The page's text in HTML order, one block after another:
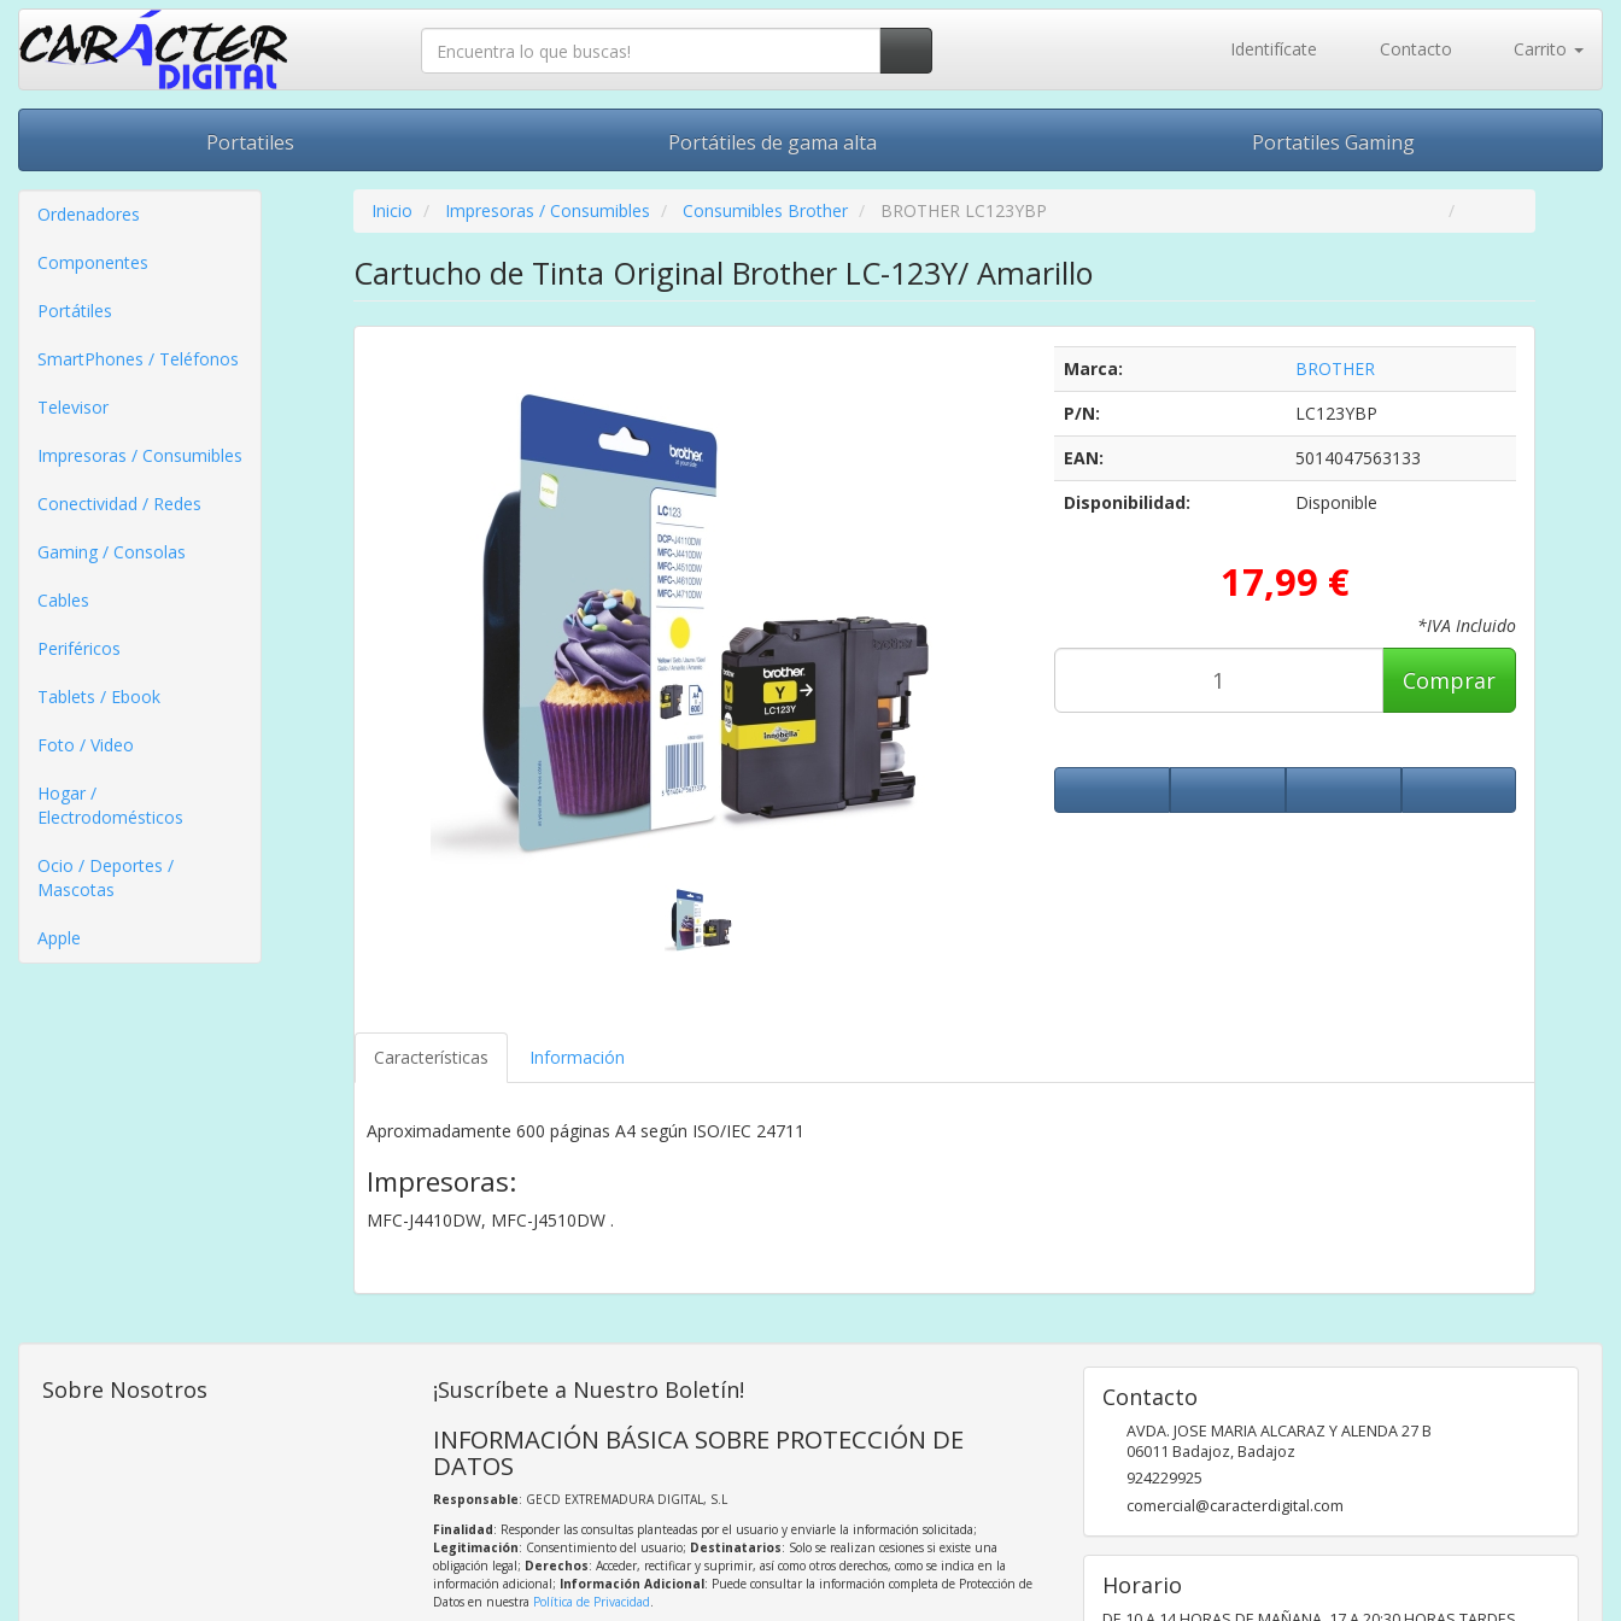
Identifícate Contacto Carrito
Portatiles Portátiles de gama alta Portatiles Gaming
Ordenadores
Componentes
Portátiles
SmartPhones / Teléfonos
Televisor
Impresoras / Consumibles
Conectividad / Redes
Gaming / Consolas
Cables
Periféricos
Tablets / Ebook
Foto / Video
Hogar /
Electrodomésticos
Ocio / Deportes /
Mascotas
Apple
Inicio Impresoras / Consumibles Consumibles Brother BROTHER LC123YBP
Cartucho de Tinta Original Brother LC-123Y/ Amarillo
Marca:
BROTHER
P/N:
LC123YBP
EAN:
5014047563133
Disponibilidad:
Disponible
17,99 €
*IVA Incluido
Comprar
Características Información
Aproximadamente 600 páginas A4 según ISO/IEC 24711
Impresoras:
MFC-J4410DW, MFC-J4510DW .
Sobre Nosotros ¡Suscríbete a Nuestro Boletín!
INFORMACIÓN BÁSICA SOBRE PROTECCIÓN DE
DATOS
Responsable: GECD EXTREMADURA DIGITAL, S.L
Finalidad: Responder las consultas planteadas por el usuario y enviarle la información solicitada;
Legitimación: Consentimiento del usuario; Destinatarios: Solo se realizan cesiones si existe una
obligación legal; Derechos: Acceder, rectificar y suprimir, así como otros derechos, como se indica en la
información adicional; Información Adicional: Puede consultar la información completa de Protección de
Datos en nuestra Política de Privacidad.
Contacto
AVDA. JOSE MARIA ALCARAZ Y ALENDA 27 B
06011 Badajoz,Badajoz
924229925
comercial@caracterdigital.com
Horario